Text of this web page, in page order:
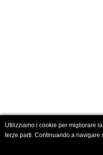
Utilizziamo i cookie per migliorare
terze parti. Continuando a navigare